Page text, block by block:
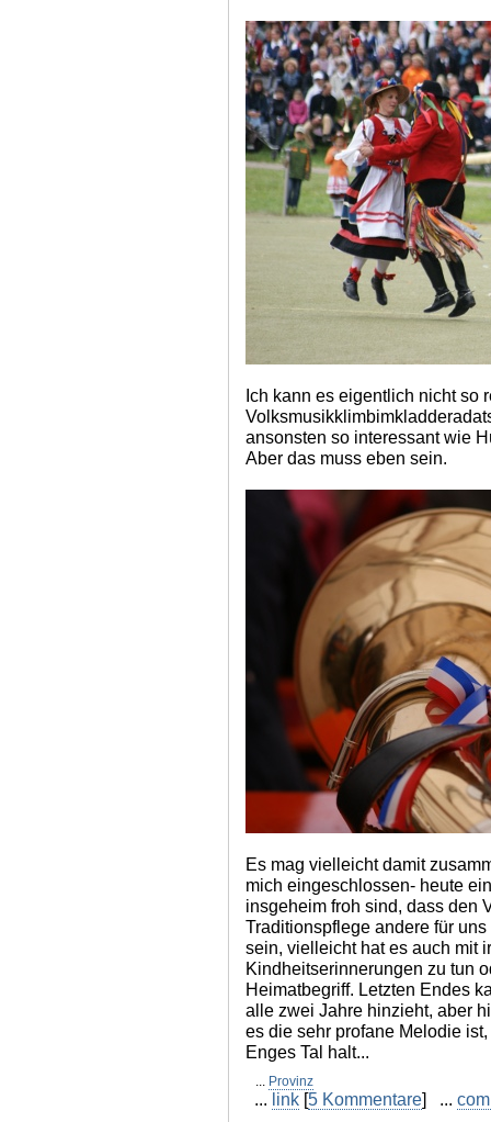
Ich kann es eigentlich nicht so
ansonsten so interessant wie
Aber das muss eben sein.
Es mag vielleicht damit
mich eingeschlossen- heute
insgeheim froh sind, dass den
Traditionspflege andere für
sein, vielleicht hat es auch mit
Kindheitserinnerungen zu tun
Heimatbegriff. Letzten Endes
alle zwei Jahre hinzieht, aber
es die sehr profane Melodie
Enges Tal halt...
... Provinz
... link [5 Kommentare] ...